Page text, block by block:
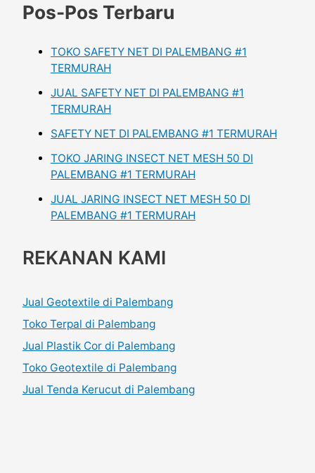
Pos-Pos Terbaru
TOKO SAFETY NET DI PALEMBANG #1
TERMURAH
JUAL SAFETY NET DI PALEMBANG #1
TERMURAH
SAFETY NET DI PALEMBANG #1 TERMURAH
TOKO JARING INSECT NET MESH 50 DI
PALEMBANG #1 TERMURAH
JUAL JARING INSECT NET MESH 50 DI
PALEMBANG #1 TERMURAH
REKANAN KAMI
Jual Geotextile di Palembang
Toko Terpal di Palembang
Jual Plastik Cor di Palembang
Toko Geotextile di Palembang
Jual Tenda Kerucut di Palembang